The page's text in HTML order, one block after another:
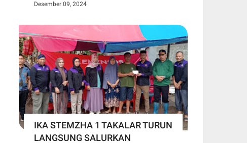
Desember 09, 2024
IKA STEMZHA 1 TAKALAR TURUN
LANGSUNG SALURKAN